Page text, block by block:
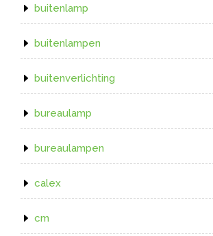
buitenlamp
buitenlampen
buitenverlichting
bureaulamp
bureaulampen
calex
cm